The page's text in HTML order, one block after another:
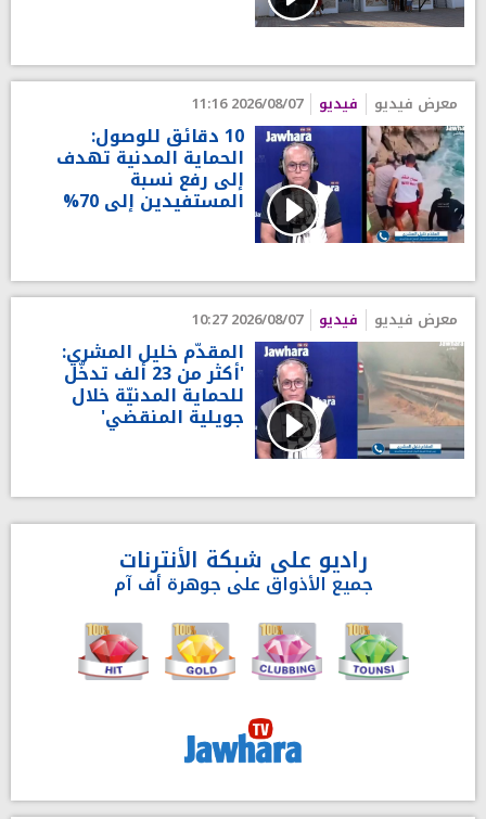
معرض فيديو فيديو 2026/08/07 11:16
10 دقائق للوصول:
الحماية المدنية تهدف
إلى رفع نسبة
المستفيدين إلى 70%
معرض فيديو فيديو 2026/08/07 10:27
المقدّم خليل المشري:
'أكثر من 23 ألف تدخّل
للحماية المدنيّة خلال
جويلية المنقضي'
راديو على شبكة الأنترنات
جميع الأذواق على جوهرة أف آم